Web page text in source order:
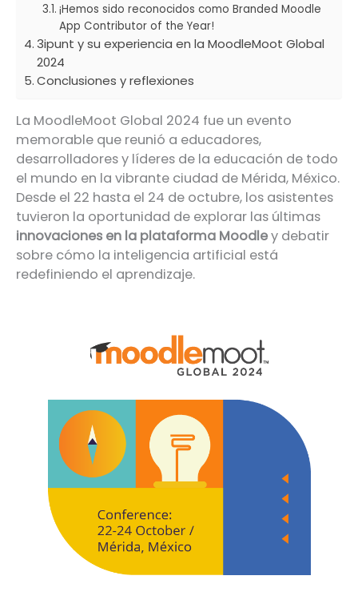
¡Hemos sido reconocidos como Branded Moodle
App Contributor of the Year!
3ipunt y su experiencia en la MoodleMoot Global
2024
Conclusiones y reflexiones
La MoodleMoot Global 2024 fue un evento
memorable que reunió a educadores,
desarrolladores y líderes de la educación de todo
el mundo en la vibrante ciudad de Mérida, México.
Desde el 22 hasta el 24 de octubre, los asistentes
tuvieron la oportunidad de explorar las últimas
innovaciones en la plataforma Moodley debatir
sobre cómo la inteligencia artificial está
redefiniendo el aprendizaje.